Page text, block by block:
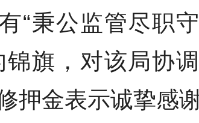
“秉公监管尽职
锦旗，对该局协
押金表示诚挚感谢